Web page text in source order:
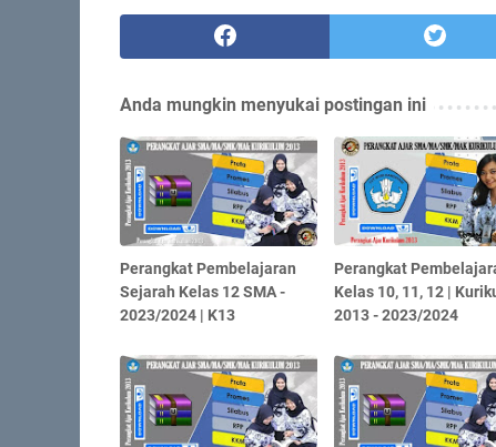
Anda mungkin menyukai postingan ini
Perangkat Pembelajaran
Sejarah Kelas 12 SMA -
2023/2024 | K13
Perangkat
Kelas 10, 11, 12 |
2013 - 2023/2024